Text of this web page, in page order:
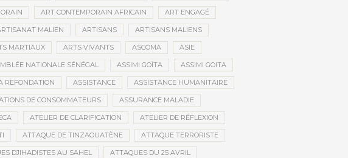
ART CONTEMPORAIN AFRICAIN ART ENGAGÉ
MALIEN ARTISANS ARTISANS MALIENS
MARTIAUX ARTS VIVANTS ASCOMA ASIE
NATIONALE SÉNÉGAL ASSIMI GOÏTA ASSIMI GOITA
REFONDATION ASSISTANCE ASSISTANCE HUMANITAIRE
DE CONSOMMATEURS ASSURANCE MALADIE
ATELIER DE CLARIFICATION ATELIER DE RÉFLEXION
ATTAQUE DE TINZAOUATÈNE ATTAQUE TERRORISTE
DJIHADISTES AU SAHEL ATTAQUES DU 25 AVRIL